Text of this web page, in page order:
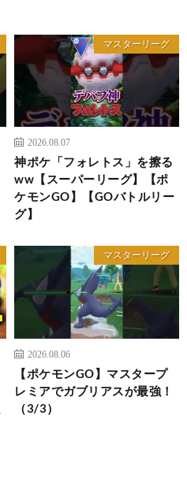
マスターリーグ
2026.08.07
神ポケ「フォレトス」を擦る
ww【スーパーリーグ】【ポ
ケモンGO】【GOバトルリー
グ】
マスターリーグ
2026.08.06
【ポケモンGO】マスタープ
レミアでガブリアスが最強！
（3/3）